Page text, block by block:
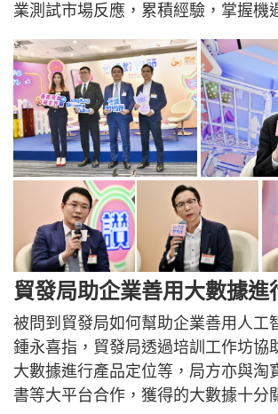
業測試市場反應，累積經驗，掌握機
貿發局助企業善用大數據進
被問到貿發局如何幫助企業善用人工
鍾永喜指，貿發局透過培訓工作坊協
大數據進行產品定位等，局方亦與淘
書等大平台合作，獲得的大數據十分